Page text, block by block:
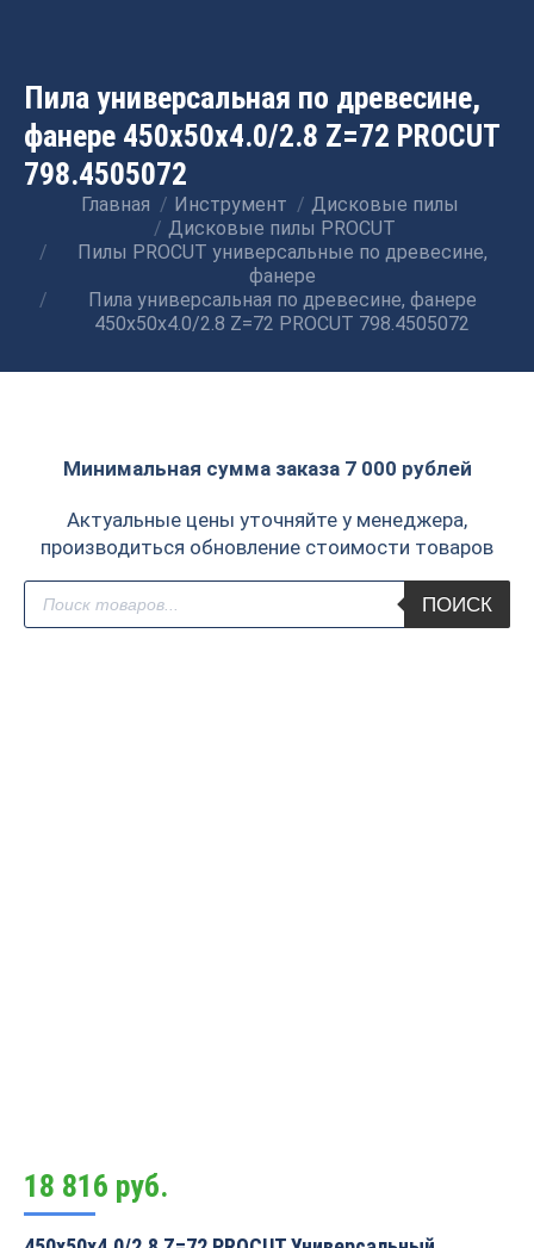
Пила универсальная по древесине,
фанере 450x50x4.0/2.8 Z=72 PROCUT
798.4505072
Вы здесь:
Главная Инструмент
Дисковые пилы
Дисковые пилы PROCUT
Пилы PROCUT универсальные по древесине,
фанере
Пила универсальная по древесине, фанере
450x50x4.0/2.8 Z=72 PROCUT 798.4505072
Минимальная сумма заказа 7 000 рублей
Актуальные цены уточняйте у менеджера,
производиться обновление стоимости товаров
Поиск
товаров
ПОИСК
18 816 руб.